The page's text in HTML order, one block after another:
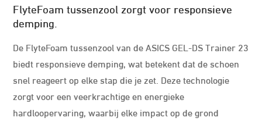
FlyteFoam tussenzool zorgt voor responsieve
demping.
De FlyteFoam tussenzool van de ASICS GEL-DS Trainer 23
biedt responsieve demping, wat betekent dat de schoen
snel reageert op elke stap die je zet. Deze technologie
zorgt voor een veerkrachtige en energieke
hardloopervaring, waarbij elke impact op de grond